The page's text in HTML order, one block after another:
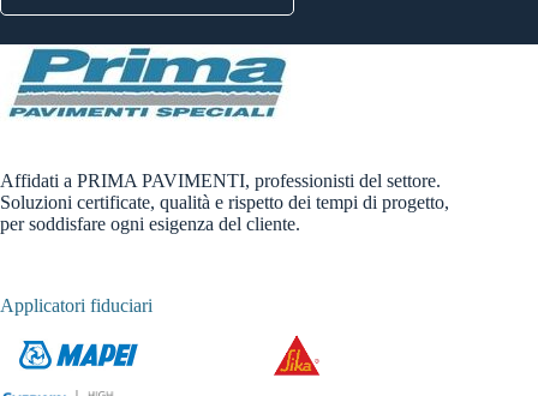
Affidati a PRIMA PAVIMENTI, professionisti del settore.
Soluzioni certificate, qualità e rispetto dei tempi di progetto,
per soddisfare ogni esigenza del cliente.
Applicatori fiduciari